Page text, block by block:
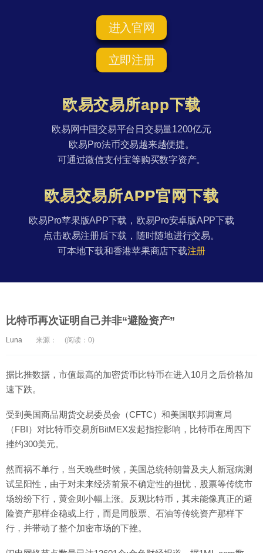
进入官网
立即注册
欧易交易所app下载
欧易网中国交易平台日交易量1200亿元
欧易Pro法币交易越来越便捷。
可通过微信支付宝等购买数字资产。
欧易交易所APP官网下载
欧易Pro苹果版APP下载，欧易Pro安卓版APP下载
点击欧易注册后下载，随时随地进行交易。
可本地下载和香港苹果商店下载注册
比特币再次证明自己并非“避险资产”
Luna 来源： (阅读：0)
据比推数据，市值最高的加密货币比特币在进入10月之后价格加
速下跌。
受到美国商品期货交易委员会（CFTC）和美国联邦调查局
（FBI）对比特币交易所BitMEX发起指控影响，比特币在周四下
挫约300美元。
然而祸不单行，当天晚些时候，美国总统特朗普及夫人新冠病测
试呈阳性，由于对未来经济前景不确定性的担忧，股票等传统市
场纷纷下行，黄金则小幅上涨。反观比特币，其未能像真正的避
险资产那样企稳或上行，而是同股票、石油等传统资产那样下
行，并带动了整个加密市场的下挫。